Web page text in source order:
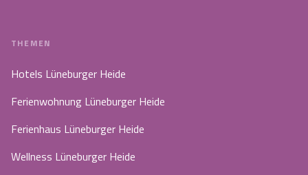
THEMEN
Hotels Lüneburger Heide
Ferienwohnung Lüneburger Heide
Ferienhaus Lüneburger Heide
Wellness Lüneburger Heide